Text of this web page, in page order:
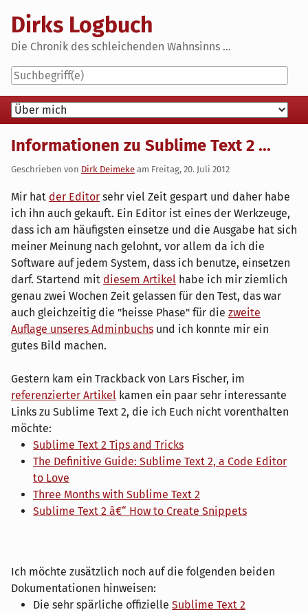
content
Dirks Logbuch
Die Chronik des schleichenden Wahnsinns ...
Navigation
Informationen zu Sublime Text 2 ...
Geschrieben von Dirk Deimeke am Freitag, 20. Juli 2012
Mir hat der Editor sehr viel Zeit gespart und daher habe
ich ihn auch gekauft. Ein Editor ist eines der Werkzeuge,
dass ich am häufigsten einsetze und die Ausgabe hat sich
meiner Meinung nach gelohnt, vor allem da ich die
Software auf jedem System, dass ich benutze, einsetzen
darf. Startend mit diesem Artikel habe ich mir ziemlich
genau zwei Wochen Zeit gelassen für den Test, das war
auch gleichzeitig die "heisse Phase" für die zweite
Auflage unseres Adminbuchs und ich konnte mir ein
gutes Bild machen.
Gestern kam ein Trackback von Lars Fischer, im
referenzierter Artikel kamen ein paar sehr interessante
Links zu Sublime Text 2, die ich Euch nicht vorenthalten
möchte:
Sublime Text 2 Tips and Tricks
The Definitive Guide: Sublime Text 2, a Code Editor
to Love
Three Months with Sublime Text 2
Sublime Text 2 â€“ How to Create Snippets
Ich möchte zusätzlich noch auf die folgenden beiden
Dokumentationen hinweisen:
Die sehr spärliche offizielle Sublime Text 2